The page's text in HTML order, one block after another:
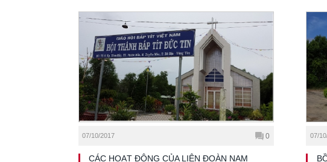
07/10/2017 0
CÁC HOẠT ĐỘNG CỦA LIÊN ĐOÀN NAM
07/